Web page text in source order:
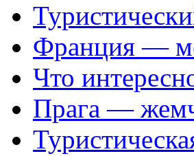
Франция —
Что
Прага —